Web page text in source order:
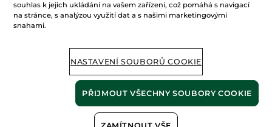
noc
★★★★★
★★★★★
Žádná
hodnocení
PŘIDAT HODNOCENÍ
NENÍ SKLADEM
souhlas k jejich ukládání na vašem zařízení, což pomáhá s navigací
na stránce, s analýzou využití dat a s našimi marketingovými
snahami.
NASTAVENÍ SOUBORŮ COOKIE
PŘIJMOUT VŠECHNY SOUBORY COOKIE